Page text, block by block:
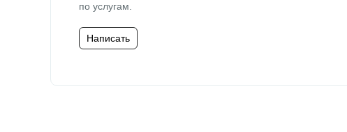
по услугам.
Написать